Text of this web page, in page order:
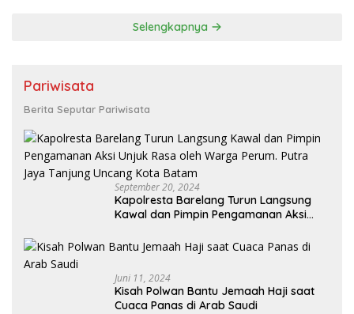
Selengkapnya
Pariwisata
Berita Seputar Pariwisata
September 20, 2024
Kapolresta Barelang Turun Langsung
Kawal dan Pimpin Pengamanan Aksi
Jaya Tanjung Uncang Kota Batam
Juni 11, 2024
Kisah Polwan Bantu Jemaah Haji saat
Cuaca Panas di Arab Saudi